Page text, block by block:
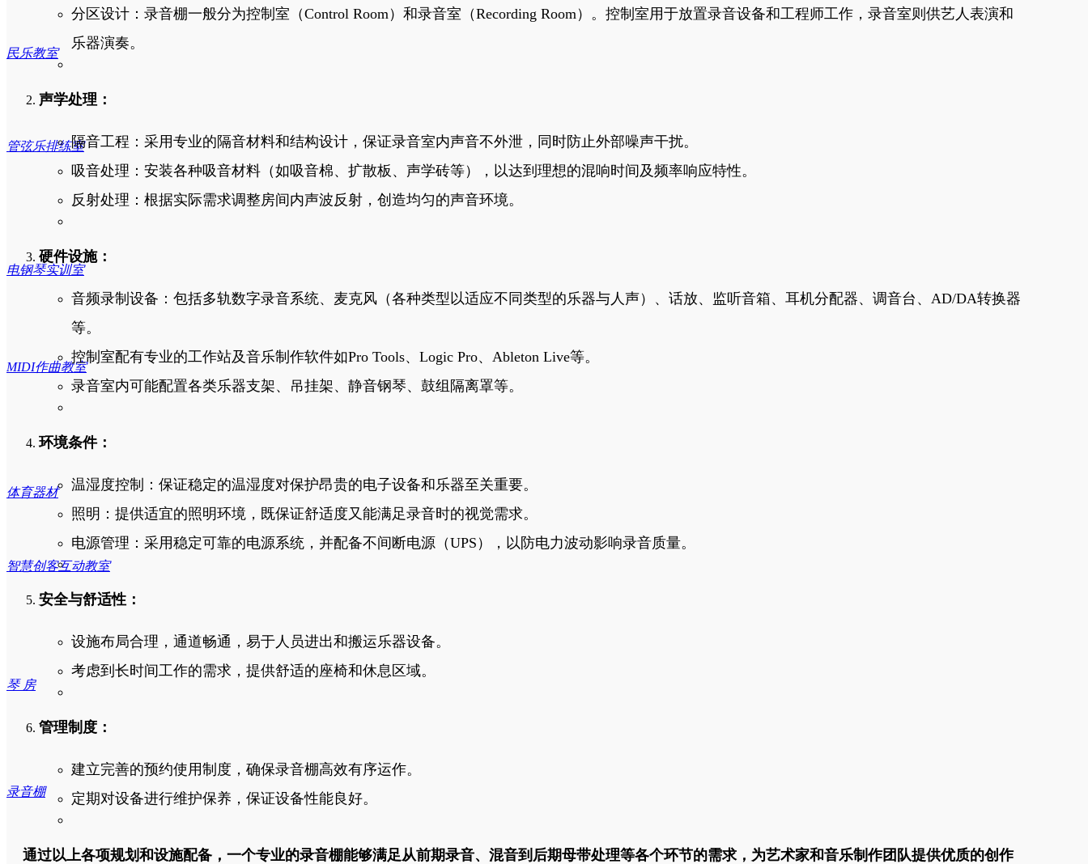
MIDI作曲教室
美术教室
智慧钢琴教室
常规音乐教室
数字化音乐教室
奥尔夫器材室
民乐教室
管弦乐排练室
电钢琴实训室
MIDI作曲教室
体育器材
智慧创客互动教室
琴 房
录音棚
分区设计：录音棚一般分为控制室（Control Room）和录音室（Recording Room）。控制室用于放置录音设备和工程师工作，录音室则供艺人表演和
乐器演奏。
声学处理：
隔音工程：采用专业的隔音材料和结构设计，保证录音室内声音不外泄，同时防止外部噪声干扰。
吸音处理：安装各种吸音材料（如吸音棉、扩散板、声学砖等），以达到理想的混响时间及频率响应特性。
反射处理：根据实际需求调整房间内声波反射，创造均匀的声音环境。
硬件设施：
音频录制设备：包括多轨数字录音系统、麦克风（各种类型以适应不同类型的乐器与人声）、话放、监听音箱、耳机分配器、调音台、AD/DA转换器
等。
控制室配有专业的工作站及音乐制作软件如Pro Tools、Logic Pro、Ableton Live等。
录音室内可能配置各类乐器支架、吊挂架、静音钢琴、鼓组隔离罩等。
环境条件：
温湿度控制：保证稳定的温湿度对保护昂贵的电子设备和乐器至关重要。
照明：提供适宜的照明环境，既保证舒适度又能满足录音时的视觉需求。
电源管理：采用稳定可靠的电源系统，并配备不间断电源（UPS），以防电力波动影响录音质量。
安全与舒适性：
设施布局合理，通道畅通，易于人员进出和搬运乐器设备。
考虑到长时间工作的需求，提供舒适的座椅和休息区域。
管理制度：
建立完善的预约使用制度，确保录音棚高效有序运作。
定期对设备进行维护保养，保证设备性能良好。
通过以上各项规划和设施配备，一个专业的录音棚能够满足从前期录音、混音到后期母带处理等各个环节的需求，为艺术家和音乐制作团队提供优质的创作